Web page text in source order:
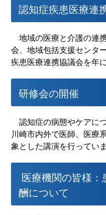
認知症疾患医療連
地域の医療と介護の連
会、地域包括支援センタ
疾患医療連携協議会を年
研修会の開催
認知症の病態やケアに
川崎市内外で医師、医療
象とした講演を行っていま
医療機関の皆様
酬について